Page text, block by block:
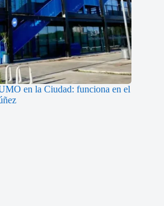
en la Ciudad: funciona en el